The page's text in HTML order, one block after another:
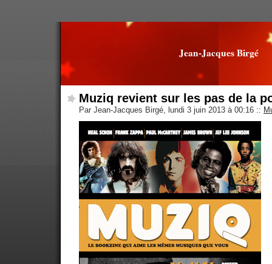
Jean-Jacques Birgé
Muziq revient sur les pas de la
Par Jean-Jacques Birgé, lundi 3 juin 2013 à 00:16 ::